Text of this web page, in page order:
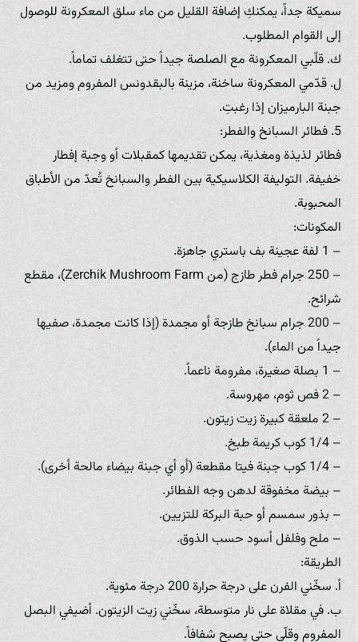
سميكة جداً، يمكنكِ إضافة القليل من ماء سلق المعكرونة للوصول
إلى القوام المطلوب.
ك. قلّبي المعكرونة مع الصلصة جيداً حتى تتغلف تماماً.
ل. قدّمي المعكرونة ساخنة، مزينة بالبقدونس المفروم ومزيد من
جبنة البارميزان إذا رغبتِ.
5. فطائر السبانخ والفطر:
فطائر لذيذة ومغذية، يمكن تقديمها كمقبلات أو وجبة إفطار
خفيفة. التوليفة الكلاسيكية بين الفطر والسبانخ تُعدّ من الأطباق
المحبوبة.
المكونات:
– 1 لفة عجينة بف باستري جاهزة.
– 250 جرام فطر طازج (من Zerchik Mushroom Farm)، مقطع
شرائح.
– 200 جرام سبانخ طازجة أو مجمدة (إذا كانت مجمدة، صفيها
جيداً من الماء).
– 1 بصلة صغيرة، مفرومة ناعماً.
– 2 فص ثوم، مهروسة.
– 2 ملعقة كبيرة زيت زيتون.
– 1/4 كوب كريمة طبخ.
– 1/4 كوب جبنة فيتا مقطعة (أو أي جبنة بيضاء مالحة أخرى).
– بيضة مخفوقة لدهن وجه الفطائر.
– بذور سمسم أو حبة البركة للتزيين.
– ملح وفلفل أسود حسب الذوق.
الطريقة:
أ. سخّني الفرن على درجة حرارة 200 درجة مئوية.
ب. في مقلاة على نار متوسطة، سخّني زيت الزيتون. أضيفي البصل
المفروم وقلّي حتى يصبح شفافاً.